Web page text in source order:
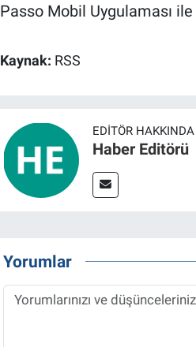
Passo Mobil Uygulaması
Kaynak: RSS
EDITÖR HAKKINDA
Haber Editörü
Yorumlar